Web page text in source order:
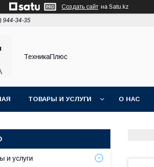
Создать сайт на Satu.kz
944-34-35
ТехникаПлюс
ТОВАРЫ И УСЛУГИ О НАС
и услуги